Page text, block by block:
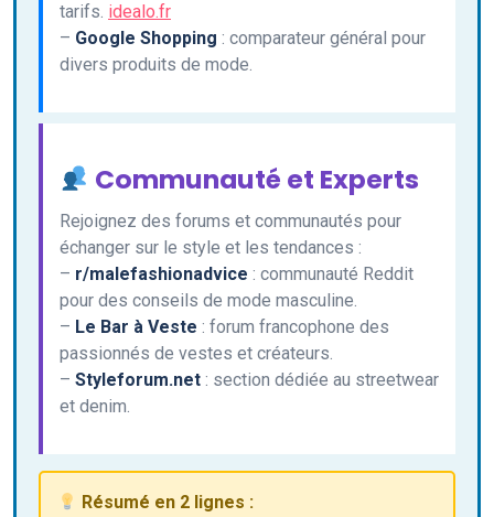
tarifs. idealo.fr
– Google Shopping : comparateur général pour
divers produits de mode.
Communauté et Experts
Rejoignez des forums et communautés pour
échanger sur le style et les tendances :
– r/malefashionadvice : communauté Reddit
pour des conseils de mode masculine.
– Le Bar à Veste : forum francophone des
passionnés de vestes et créateurs.
– Styleforum.net : section dédiée au streetwear
et denim.
Résumé en 2 lignes :